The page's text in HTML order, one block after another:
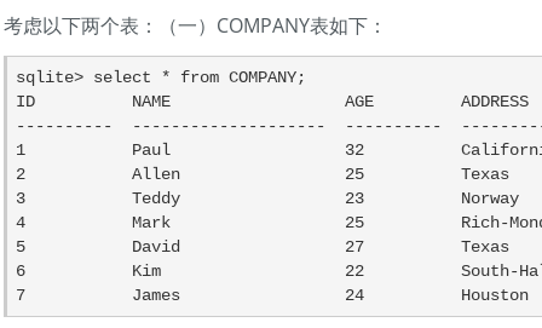
考虑以下两个表：（一）COMPANY表如下：
sqlite> select * from COMPANY;
ID          NAME                  AGE         ADDRESS
----------  --------------------  ----------
1           Paul                  32          California
2           Allen                 25          Texas
3           Teddy                 23          Norway
4           Mark                  25          Rich-Mond
5           David                 27          Texas
6           Kim                   22          South-Hall
7           James                 24          Houston